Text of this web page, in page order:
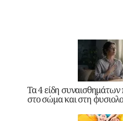
Τα 4 είδη
στο σώμα και στη